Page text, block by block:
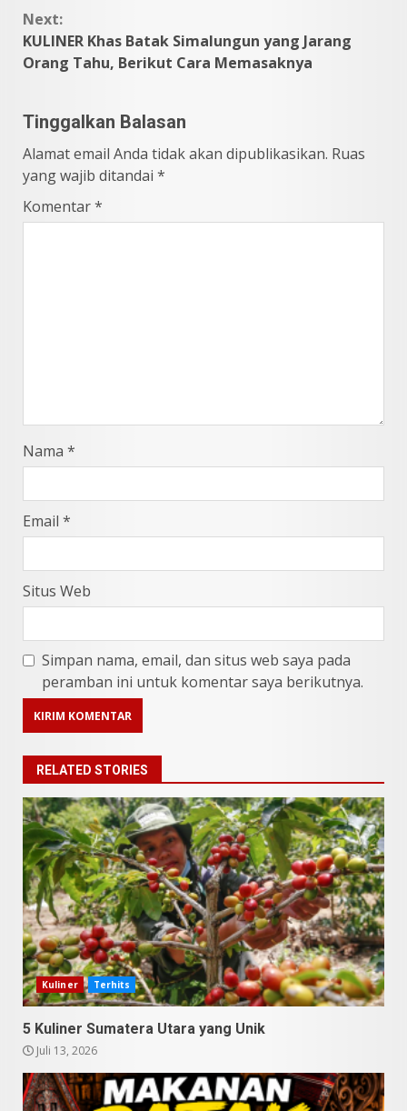
Next:
KULINER Khas Batak Simalungun yang Jarang
Orang Tahu, Berikut Cara Memasaknya
Tinggalkan Balasan
Alamat email Anda tidak akan dipublikasikan. Ruas
yang wajib ditandai *
Komentar*
Nama *
Email *
Situs Web
Simpan nama, email, dan situs web saya pada
peramban ini untuk komentar saya berikutnya.
RELATED STORIES
Kuliner Terhits
5 Kuliner Sumatera Utara yang Unik
Juli 13, 2026
3
9 Makanan Batak yang Wajib
Diketahui! Budaya Batak yang
Jarang Dipahami Orang
Indonesia
Juni 25, 2026
Batak Terungkap!
Juni 11, 2026